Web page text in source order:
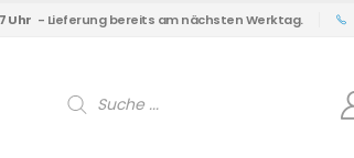
Uhr - Lieferung bereits am nächsten Werktag.
Products
search